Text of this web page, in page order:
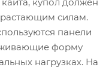
силам.
панели
форму
нагрузках. На